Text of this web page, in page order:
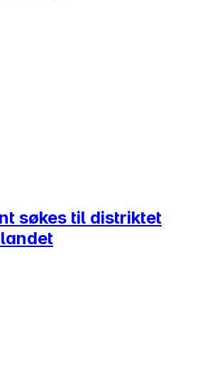
søkes til distriktet